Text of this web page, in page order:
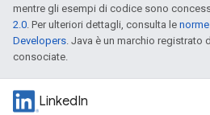
mentre gli esempi di codice sono
2.0. Per ulteriori dettagli, consulta le
Developers. Java è un marchio registrato
consociate.
LinkedIn